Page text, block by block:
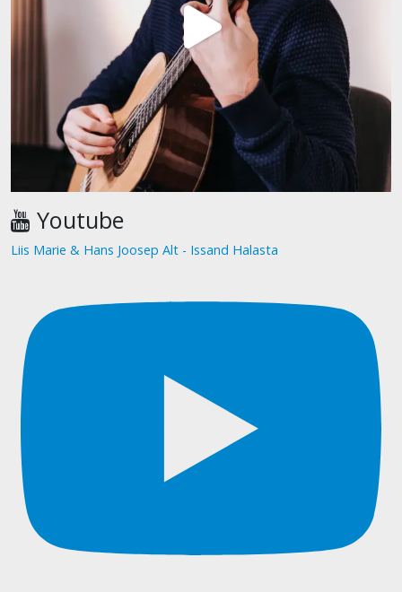
Youtube
Liis Marie & Hans Joosep Alt - Issand Halasta